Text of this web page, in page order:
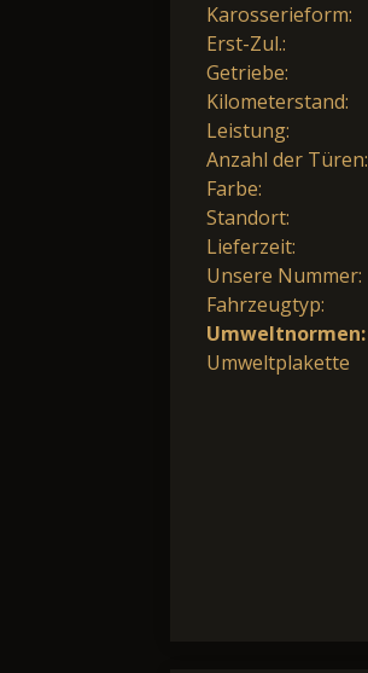
Karosserieform:
Erst-Zul.:
Getriebe:
Kilometerstand:
Leistung:
Anzahl der Türen:
Farbe:
Standort:
Lieferzeit:
Unsere Nummer:
Fahrzeugtyp:
Umweltnormen:
Umweltplakette